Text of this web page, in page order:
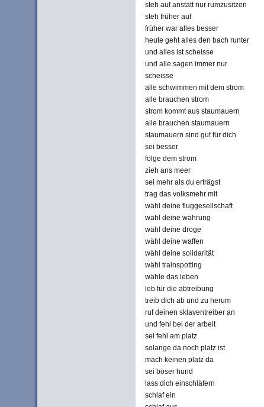
steh auf anstatt nur rumzusitzen
steh früher auf
früher war alles besser
heute geht alles den bach runter
und alles ist scheisse
und alle sagen immer nur
scheisse
alle schwimmen mit dem strom
alle brauchen strom
strom kommt aus staumauern
alle brauchen staumauern
staumauern sind gut für dich
sei besser
folge dem strom
zieh ans meer
sei mehr als du erträgst
trag das volksmehr mit
wähl deine fluggesellschaft
wähl deine währung
wähl deine droge
wähl deine waffen
wähl deine solidarität
wähl trainspotting
wähle das leben
leb für die abtreibung
treib dich ab und zu herum
ruf deinen sklaventreiber an
und fehl bei der arbeit
sei fehl am platz
solange da noch platz ist
mach keinen platz da
sei böser hund
lass dich einschläfern
schlaf ein